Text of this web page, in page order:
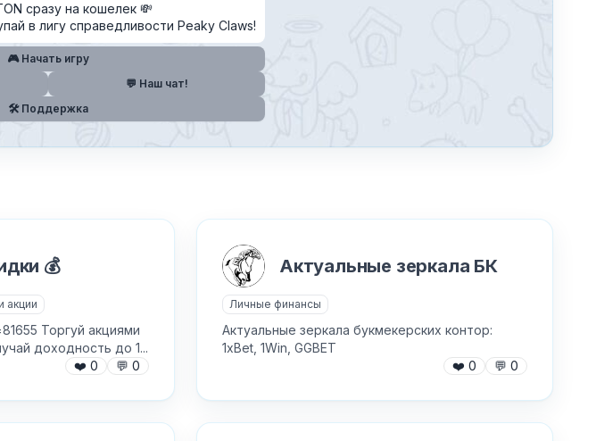
Мини-игры
Модерация и антиспам
Музыка
сразу на кошелек 💸
в лигу справедливости Peaky Claws!
🎮 Начать игру
💬 Наш чат!
🛠 Поддержка
💰
акции
Торгуй акциями
доходность до 1...
❤️ 0 💬 0
Актуальные зеркала БК
Личные финансы
Актуальные зеркала букмекерских контор:
1xBet, 1Win, GGBET
❤️ 0 💬 0